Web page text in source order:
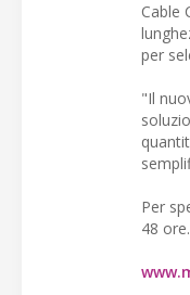
Cable
per
"Il
Per
48